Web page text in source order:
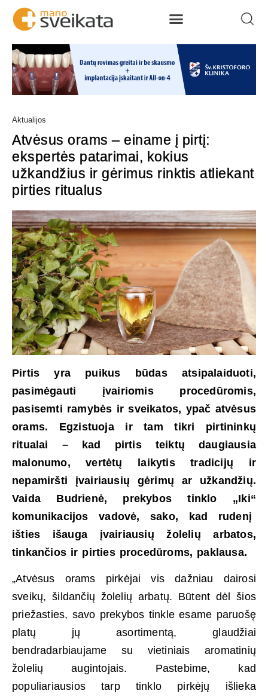
Aktualijos
Atvėsus orams – einame į pirtį:
ekspertės patarimai, kokius
užkandžius ir gėrimus rinktis atliekant
pirties ritualus
Pirtis yra puikus būdas atsipalaiduoti,
pasimėgauti įvairiomis procedūromis,
pasisemti ramybės ir sveikatos, ypač atvėsus
orams. Egzistuoja ir tam tikri pirtininkų
ritualai – kad pirtis teiktų daugiausia
malonumo, vertėtų laikytis tradicijų ir
nepamiršti įvairiausių gėrimų ar užkandžių.
Vaida Budrienė, prekybos tinklo „Iki“
komunikacijos vadovė, sako, kad rudenį
išties išauga įvairiausių žolelių arbatos,
tinkančios ir pirties procedūroms, paklausa.
„Atvėsus orams pirkėjai vis dažniau dairosi
sveikų, šildančių žolelių arbatų. Būtent dėl šios
priežasties, savo prekybos tinkle esame paruošę
platų jų asortimentą, glaudžiai
bendradarbiaujame su vietiniais aromatinių
žolelių augintojais. Pastebime, kad
populiariausios tarp tinklo pirkėjų išlieka